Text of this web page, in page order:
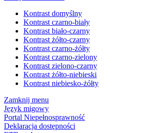
Kontrast domyślny
Kontrast czarno-biały
Kontrast biało-czarny
Kontrast żółto-czarny
Kontrast czarno-żółty
Kontrast czarno-zielony
Kontrast zielono-czarny
Kontrast żółto-niebieski
Kontrast niebiesko-żółty
Zamknij menu
Język migowy
Portal Niepełnosprawność
Deklaracja dostępności